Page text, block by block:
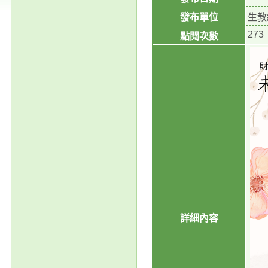
發布單位
生
點閱次數
273
詳細內容